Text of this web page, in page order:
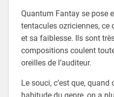
Quantum Fantay se pose
tentacules ozriciennes,
et sa faiblesse. Ils sont
compositions coulent
oreilles de l’auditeur.
Le souci, c’est que, quand